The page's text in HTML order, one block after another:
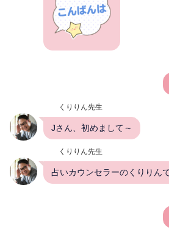
くりりん先生
Jさん、初めまして～
くりりん先生
占いカウンセラーのくりりん